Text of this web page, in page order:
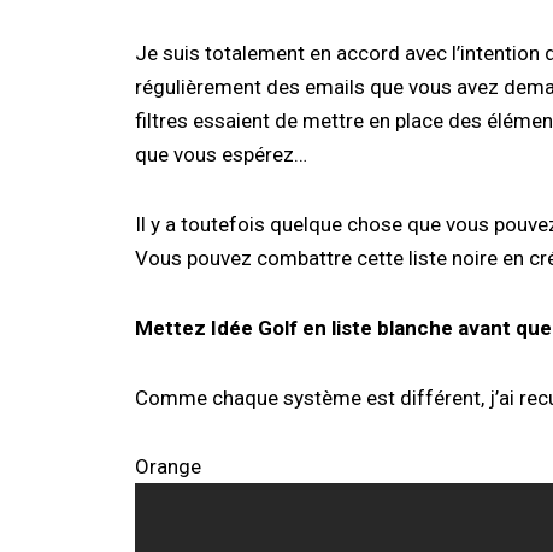
Je suis totalement en accord avec l’intention
régulièrement des emails que vous avez
filtres essaient de mettre en place des
que vous espérez…
Il y a toutefois quelque chose que vous
Vous pouvez combattre cette liste noire en
Mettez Idée Golf en liste blanche avant
Comme chaque système est différent, j’ai
Orange